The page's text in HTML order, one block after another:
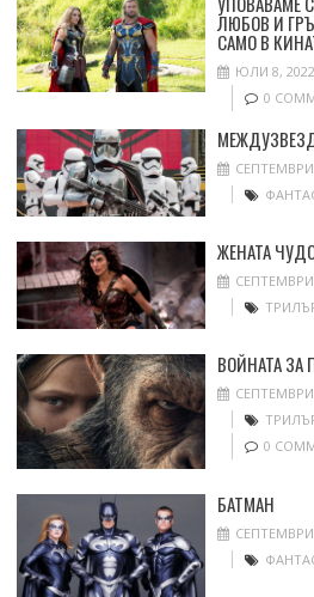
ЛЮБОВ И
САМО В
ЮЛИ 8, 2022
0
СЕПТЕМВРИ
ЖЕНАТА
СЕПТЕМВРИ
ВОЙНАТА ЗА
СЕПТЕМВРИ
0
БАТМАН
СЕПТЕМВРИ